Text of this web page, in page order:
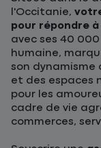
l'Occitanie,
pour répondre
avec ses 40
humaine,
son dynamisme
et des espaces
pour les
cadre de vie
commerces,